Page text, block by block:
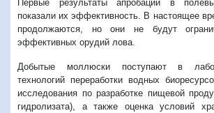
Первые результаты апробации в
показали их эффективность. В настоящее
продолжаются, но они не будут
эффективных орудий лова.
Добытые моллюски поступают в
технологий переработки водных
исследования по разработке пищевой
гидролизата), а также оценка условий